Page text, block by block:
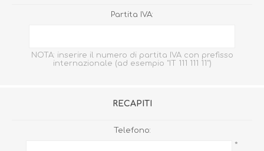
Partita IVA:
NOTA: inserire il numero di partita IVA con prefisso
internazionale (ad esempio "IT 111 111 11")
RECAPITI
Telefono:
*